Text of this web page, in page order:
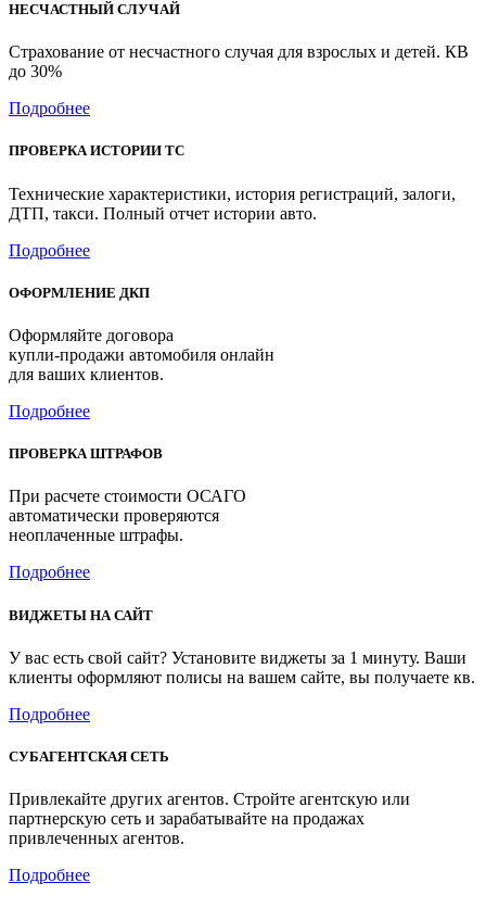
НЕСЧАСТНЫЙ СЛУЧАЙ
Страхование от несчастного случая для взрослых и детей. КВ
до 30%
Подробнее
ПРОВЕРКА ИСТОРИИ ТС
Технические характеристики, история регистраций, залоги,
ДТП, такси. Полный отчет истории авто.
Подробнее
ОФОРМЛЕНИЕ ДКП
Оформляйте договора
купли-продажи автомобиля онлайн
для ваших клиентов.
Подробнее
ПРОВЕРКА ШТРАФОВ
При расчете стоимости ОСАГО
автоматически проверяются
неоплаченные штрафы.
Подробнее
ВИДЖЕТЫ НА САЙТ
У вас есть свой сайт? Установите виджеты за 1 минуту. Ваши
клиенты оформляют полисы на вашем сайте, вы получаете кв.
Подробнее
СУБАГЕНТСКАЯ СЕТЬ
Привлекайте других агентов. Стройте агентскую или
партнерскую сеть и зарабатывайте на продажах
привлеченных агентов.
Подробнее